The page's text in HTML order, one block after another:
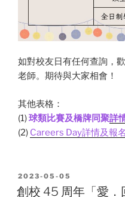
如對校友日有任何查詢，
老師。期待與大家相會！
其他表格：
(1)球類比賽及橋牌同聚詳
(2) Careers Day詳情及報
POSTED
ON
2023-05-05
創校 45 周年「愛．